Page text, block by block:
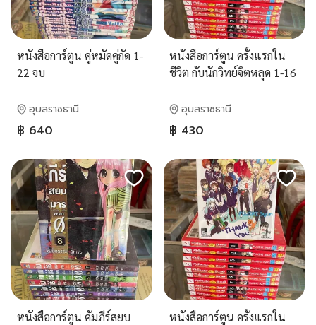
หนังสือการ์ตูน คู่หมัดคู่กัด 1-
22 จบ
อุบลราชธานี
฿ 640
หนังสือการ์ตูน ครั้งแรกใน
ชีวิต กับนักวิทย์จิตหลุด 1-16
อุบลราชธานี
฿ 430
หนังสือการ์ตูน คัมภีร์สยบ
หนังสือการ์ตูน ครั้งแรกใน